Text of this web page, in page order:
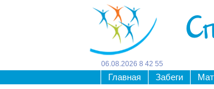
06 08 2026 8 42 55
Главная Забеги